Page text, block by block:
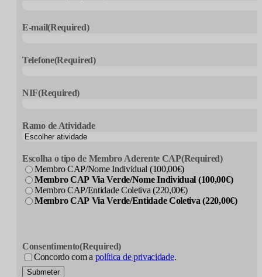
E-mail(Required)
Telefone(Required)
NIF(Required)
Ramo de Atividade
Escolha o tipo de Membro Aderente CAP(Required)
Membro CAP/Nome Individual (100,00€)
Membro CAP Via Verde/Nome Individual (100,00€)
Membro CAP/Entidade Coletiva (220,00€)
Membro CAP Via Verde/Entidade Coletiva (220,00€)
Consentimento(Required)
Concordo com a política de privacidade.
Submeter